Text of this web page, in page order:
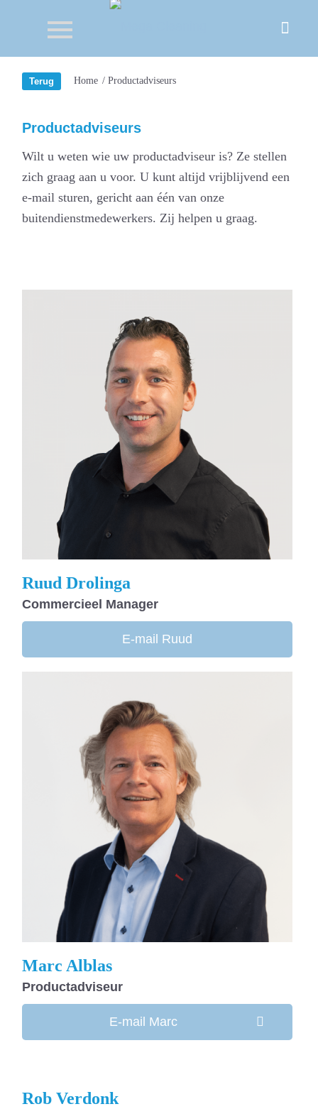
Home / Productadviseurs
Productadviseurs
Wilt u weten wie uw productadviseur is? Ze stellen
zich graag aan u voor. U kunt altijd vrijblijvend een
e-mail sturen, gericht aan één van onze
buitendienstmedewerkers. Zij helpen u graag.
Ruud Drolinga
Commercieel Manager
E-mail Ruud
Marc Alblas
Productadviseur
E-mail Marc
Rob Verdonk